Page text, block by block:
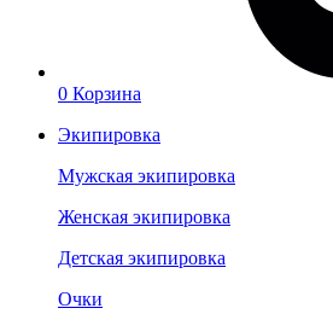
0 Корзина
Экипировка
Мужская экипировка
Женская экипировка
Детская экипировка
Очки